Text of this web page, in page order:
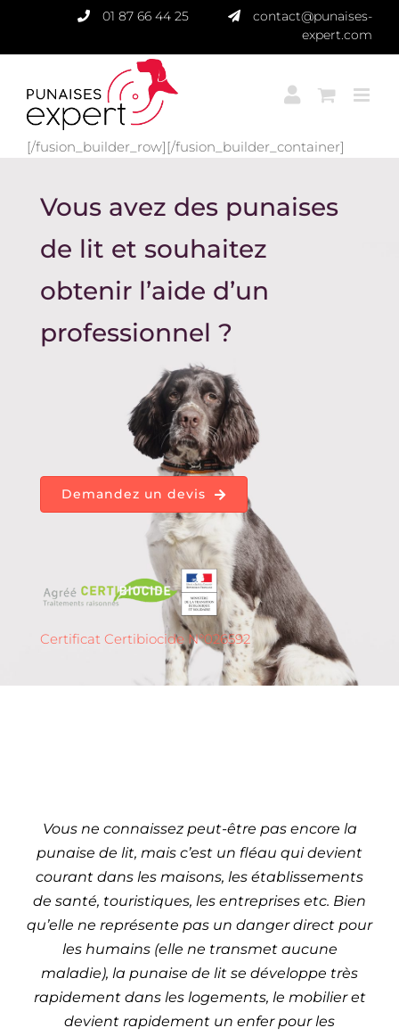
contenu
01 87 66 44 25
contact@punaises-
expert.com
[/fusion_builder_row][/fusion_builder_container]
Vous avez des punaises
de lit et souhaitez
obtenir l’aide d’un
professionnel ?
Demandez un devis
Certificat Certibiocide N°026592
Vous ne connaissez peut-être pas encore la
punaise de lit, mais c’est un fléau qui devient
courant dans les maisons, les établissements
de santé, touristiques, les entreprises etc. Bien
qu’elle ne représente pas un danger direct pour
les humains (elle ne transmet aucune
maladie), la punaise de lit se développe très
rapidement dans les logements, le mobilier et
devient rapidement un enfer pour les